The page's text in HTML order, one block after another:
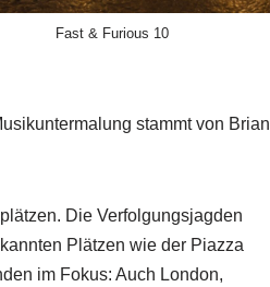
Fast & Furious 10
stammt von Brian
Die Verfolgungsjagden
Plätzen wie der Piazza
im Fokus: Auch London,